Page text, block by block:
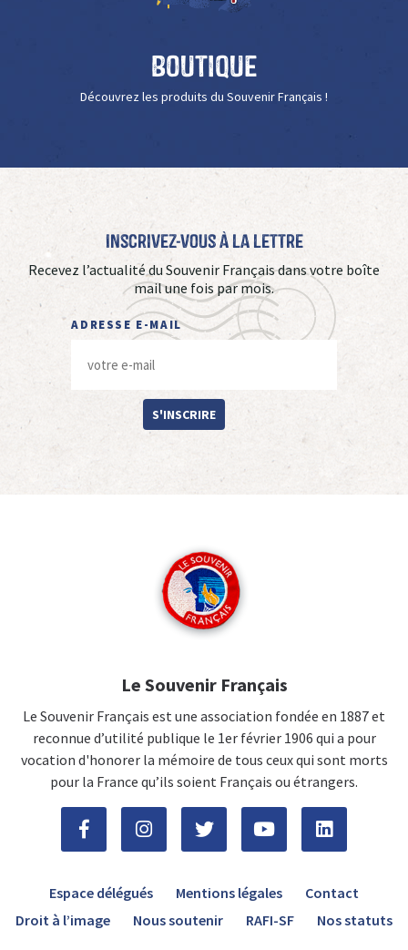
Boutique
Découvrez les produits du Souvenir Français !
Inscrivez-vous à La Lettre
Recevez l’actualité du Souvenir Français dans votre boîte
mail une fois par mois.
ADRESSE E-MAIL
S'INSCRIRE
Le Souvenir Français
Le Souvenir Français est une association fondée en 1887 et
reconnue d’utilité publique le 1er février 1906 qui a pour
vocation d'honorer la mémoire de tous ceux qui sont morts
pour la France qu’ils soient Français ou étrangers.
Espace délégués Mentions légales
Contact
Droit à l’image
Nous soutenir RAFI-SF Nos statuts